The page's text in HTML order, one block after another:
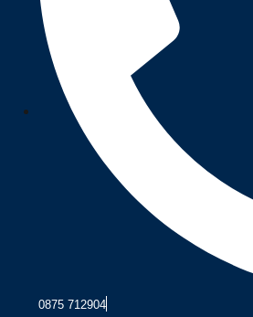
0875 712904